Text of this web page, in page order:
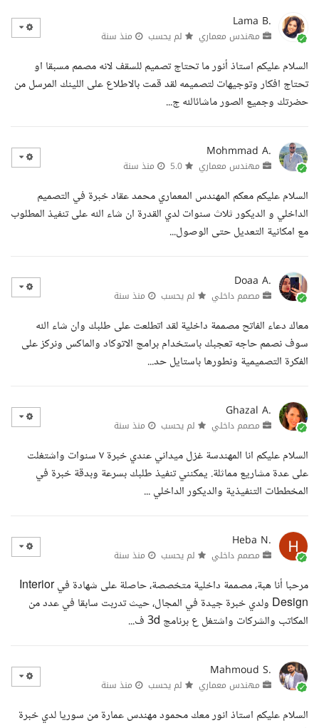
Lama B.
مهندس معماري لم يحسب منذ سنة
السلام عليكم استاذ أنور ما تحتاج تصميم للسقف لانه مصمم مسبقا او
تحتاج افكار وتوجيهات لتصميمه لقد قمت بالاطلاع على اللينك المرسل من
حضرتك وجميع الصور ماشائالله ج...
Mohmmad A.
مهندس معماري منذ سنة
السلام عليكم معكم المهندس المعماري محمد عقاد خبرة في التصميم
الداخلي و الديكور ثلاث سنوات لدي القدرة ان شاء الله على تنفيذ المطلوب
مع امكانية التعديل حتى الوصول...
Doaa A.
مصمم داخلي لم يحسب منذ سنة
معاك دعاء الفاتح مصممة داخلية لقد اتطلعت على طلبك وان شاء الله
سوف نصمم حاجه تعجبك باستخدام برامج الاتوكاد والماكس ونركز على
الفكرة التصميمية ونطورها باستايل حد...
Ghazal A.
مصمم داخلي لم يحسب منذ سنة
السلام عليكم انا المهندسة غزل ميداني عندي خبرة ٧ سنوات واشتغلت
على عدة مشاريع مماثلة. يمكنني تنفيذ طلبك بسرعة وبدقة خبرة في
المخططات التنفيذية والديكور الداخلي ...
Heba N.
مصمم داخلي لم يحسب منذ سنة
مرحبا أنا هبة، مصممة داخلية متخصصة، حاصلة على شهادة في Interior
Design ولدي خبرة جيدة في المجال، حيث تدربت سابقا في عدد من
المكاتب والشركات واشتغل ع برنامج 3d ف...
Mahmoud S.
مهندس معماري لم يحسب منذ سنة
السلام عليكم استاذ انور معك محمود مهندس عمارة من سوريا لدي خبرة